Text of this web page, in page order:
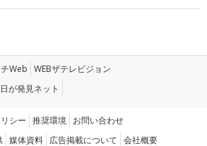
Web WEBザテレビジョン
が発見ネット
シー 推奨環境 お問い合わせ
媒体資料 広告掲載について 会社概要